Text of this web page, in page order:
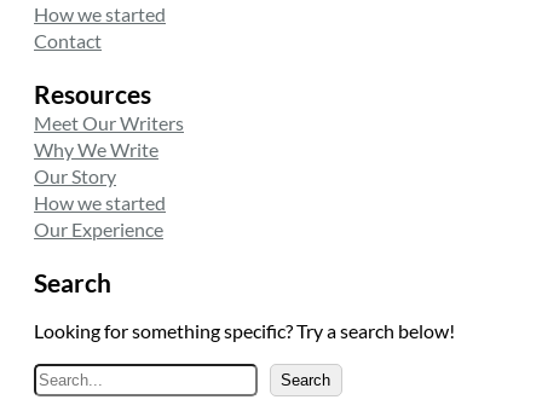
How we started
Contact
Resources
Meet Our Writers
Why We Write
Our Story
How we started
Our Experience
Search
Looking for something specific? Try a search below!
A
r
Search